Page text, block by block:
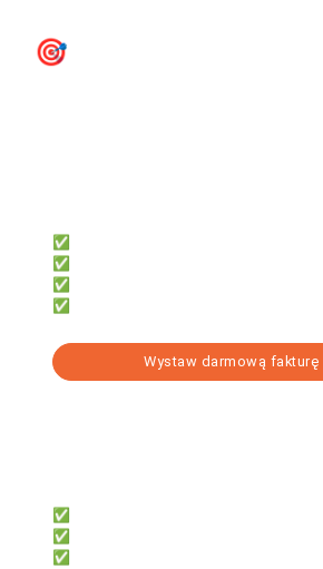
🎯
✅ Samodzielnie księgować
✅ Oszczędzić czas i pieniądze
✅ Mieć dostęp z telefonu i komputera
✅ Fakturować za darmo z KSeF
Wystaw darmową fakturę
✅ 7 000+ formularzy w tym KSeF
✅ e-Deklaracji, JPK, e-ZUS
✅ Obsługi wielu firm